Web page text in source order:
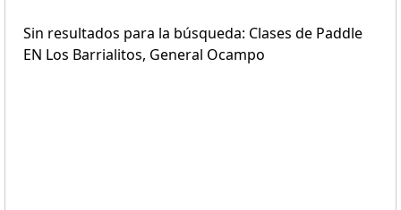
Sin resultados para la búsqueda: Clases de Paddle
EN Los Barrialitos, General Ocampo